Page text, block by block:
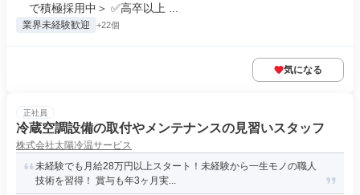
で積極採用中＞ ✅高卒以上 ...
業界未経験歓迎 +22個
気になる
正社員
冷蔵空調設備の取付やメンテナンスの見習いスタッフ
株式会社太陽冷温サービス
未経験でも月給28万円以上スタート！未経験から一生モノの職人
技術を習得！ 賞与も年3ヶ月実...